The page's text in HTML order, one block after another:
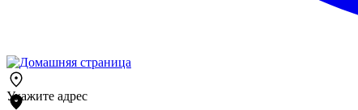
Укажите адрес